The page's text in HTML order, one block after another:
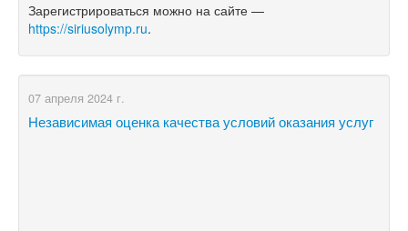
Зарегистрироваться можно на сайте —
https://siriusolymp.ru.
07 апреля 2024 г.
Независимая оценка качества условий оказания услуг